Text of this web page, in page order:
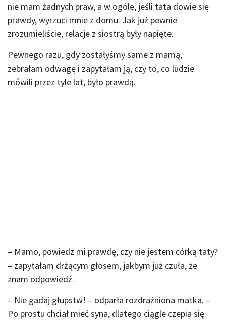
nie mam żadnych praw, a w ogóle, jeśli tata dowie się
prawdy, wyrzuci mnie z domu. Jak już pewnie
zrozumieliście, relacje z siostrą były napięte.
Pewnego razu, gdy zostałyśmy same z mamą,
zebrałam odwagę i zapytałam ją, czy to, co ludzie
mówili przez tyle lat, było prawdą.
– Mamo, powiedz mi prawdę, czy nie jestem córką taty?
– zapytałam drżącym głosem, jakbym już czuła, że
znam odpowiedź.
– Nie gadaj głupstw! – odparła rozdrażniona matka. –
Po prostu chciał mieć syna, dlatego ciągle czepia się